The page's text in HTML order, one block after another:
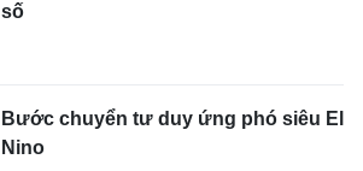
số
Bước chuyển tư duy ứng phó siêu El
Nino